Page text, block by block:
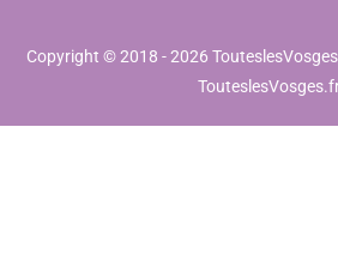
Copyright © 2018 - 2026